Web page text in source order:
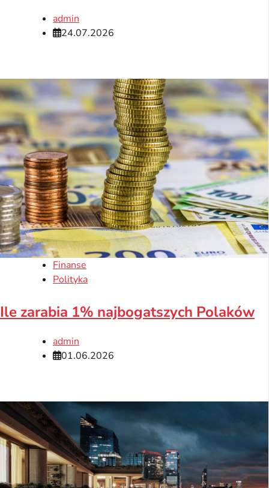
admin
24.07.2026
Finanse
Polityka
Ile zarabia 1% najbogatszych Polaków
admin
01.06.2026